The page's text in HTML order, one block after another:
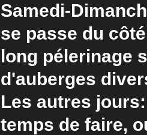
Samedi-
se passe du
long pélerinage
d'auberges
Les autres
temps de faire,